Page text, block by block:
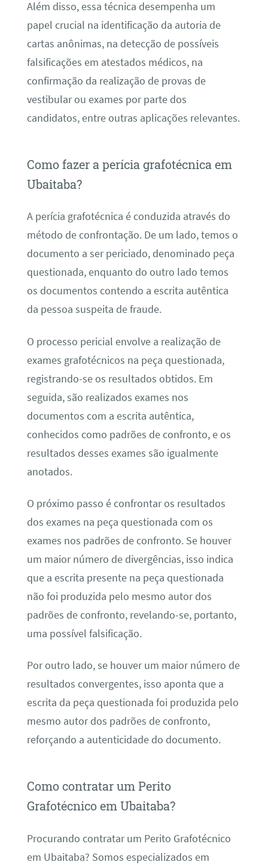
Além disso, essa técnica desempenha um
papel crucial na identificação da autoria de
cartas anônimas, na detecção de possíveis
falsificações em atestados médicos, na
confirmação da realização de provas de
vestibular ou exames por parte dos
candidatos, entre outras aplicações relevantes.
Como fazer a perícia grafotécnica em
Ubaitaba?
A perícia grafotécnica é conduzida através do
método de confrontação. De um lado, temos o
documento a ser periciado, denominado peça
questionada, enquanto do outro lado temos
os documentos contendo a escrita autêntica
da pessoa suspeita de fraude.
O processo pericial envolve a realização de
exames grafotécnicos na peça questionada,
registrando-se os resultados obtidos. Em
seguida, são realizados exames nos
documentos com a escrita autêntica,
conhecidos como padrões de confronto, e os
resultados desses exames são igualmente
anotados.
O próximo passo é confrontar os resultados
dos exames na peça questionada com os
exames nos padrões de confronto. Se houver
um maior número de divergências, isso indica
que a escrita presente na peça questionada
não foi produzida pelo mesmo autor dos
padrões de confronto, revelando-se, portanto,
uma possível falsificação.
Por outro lado, se houver um maior número de
resultados convergentes, isso aponta que a
escrita da peça questionada foi produzida pelo
mesmo autor dos padrões de confronto,
reforçando a autenticidade do documento.
Como contratar um Perito
Grafotécnico em Ubaitaba?
Procurando contratar um Perito Grafotécnico
em Ubaitaba? Somos especializados em